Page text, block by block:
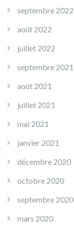
septembre 2022
août 2022
juillet 2022
septembre 2021
août 2021
juillet 2021
mai 2021
janvier 2021
décembre 2020
octobre 2020
septembre 2020
mars 2020